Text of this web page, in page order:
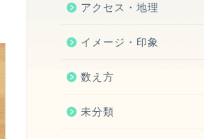
アクセス・地理
イメージ・印象
数え方
未分類